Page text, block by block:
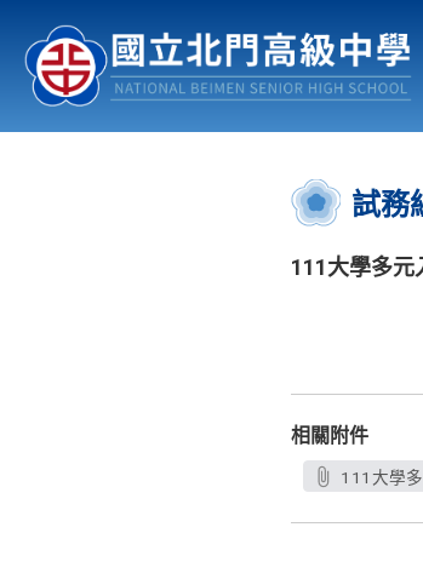
認識北中 行事曆
:::
試務
111大學多元
相關附件
111大學